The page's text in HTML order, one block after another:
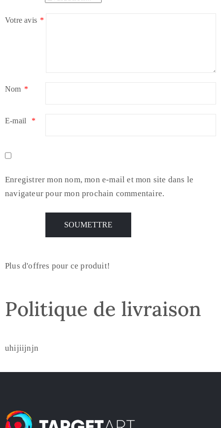
Votre avis *
Nom *
E-mail *
Enregistrer mon nom, mon e-mail et mon site dans le
navigateur pour mon prochain commentaire.
Plus d'offres pour ce produit!
Politique de livraison
uhijiijnjn